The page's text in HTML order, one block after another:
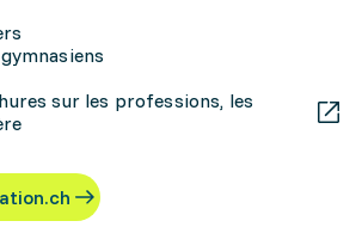
sur les professions, les